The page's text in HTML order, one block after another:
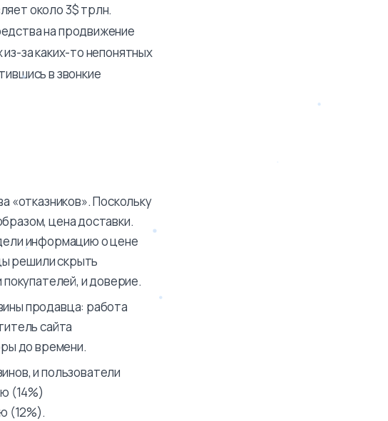
около 3$ трлн.
на продвижение
за каких-то непонятных
в звонкие
«отказников». Поскольку
цена доставки.
информацию о цене
решили скрыть
и доверие.
продавца: работа
сайта
до времени.
и пользователи
(14%)
(12%).